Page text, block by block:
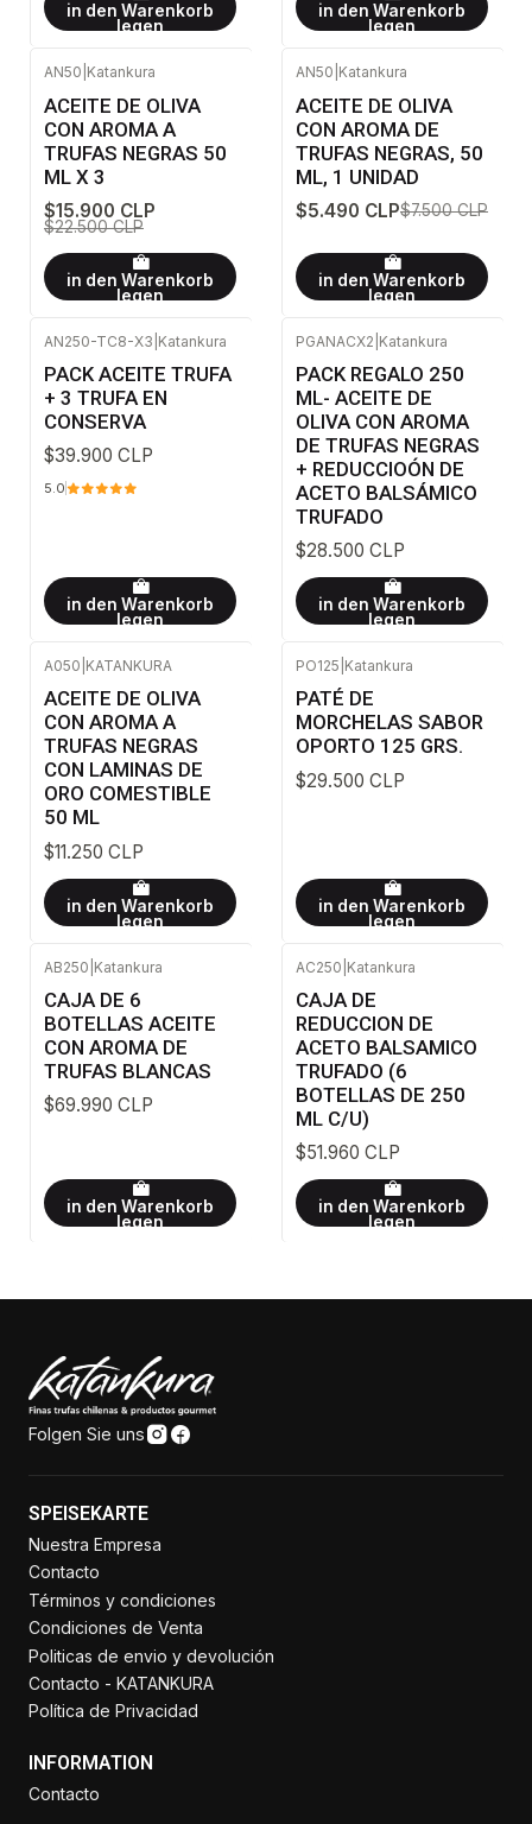
in den Warenkorb
legen
in den Warenkorb
legen
AN50 Katankura
ACEITE DE OLIVA
CON AROMA A
TRUFAS NEGRAS 50
ML X 3
$15.900 CLP
$22.500 CLP
in den Warenkorb
legen
AN50 Katankura
ACEITE DE OLIVA
CON AROMA DE
TRUFAS NEGRAS, 50
ML, 1 UNIDAD
$5.490 CLP$7.500 CLP
in den Warenkorb
legen
AN250-TC8-X3 Katankura
PACK ACEITE TRUFA
+ 3 TRUFA EN
CONSERVA
$39.900 CLP
5.0
in den Warenkorb
legen
PGANACX2 Katankura
PACK REGALO 250
ML- ACEITE DE
OLIVA CON AROMA
DE TRUFAS NEGRAS
+ REDUCCIOÓN DE
ACETO BALSÁMICO
TRUFADO
$28.500 CLP
in den Warenkorb
legen
A050 KATANKURA
ACEITE DE OLIVA
CON AROMA A
TRUFAS NEGRAS
CON LAMINAS DE
ORO COMESTIBLE
50 ML
$11.250 CLP
in den Warenkorb
legen
PO125 Katankura
PATÉ DE
MORCHELAS SABOR
OPORTO 125 GRS.
$29.500 CLP
in den Warenkorb
legen
AB250 Katankura
CAJA DE 6
BOTELLAS ACEITE
CON AROMA DE
TRUFAS BLANCAS
$69.990 CLP
in den Warenkorb
legen
AC250 Katankura
CAJA DE
REDUCCION DE
ACETO BALSAMICO
TRUFADO (6
BOTELLAS DE 250
ML C/U)
$51.960 CLP
in den Warenkorb
legen
Folgen Sie uns
SPEISEKARTE
Nuestra Empresa
Contacto
Términos y condiciones
Condiciones de Venta
Politicas de envio y devolución
Contacto - KATANKURA
Política de Privacidad
INFORMATION
Contacto